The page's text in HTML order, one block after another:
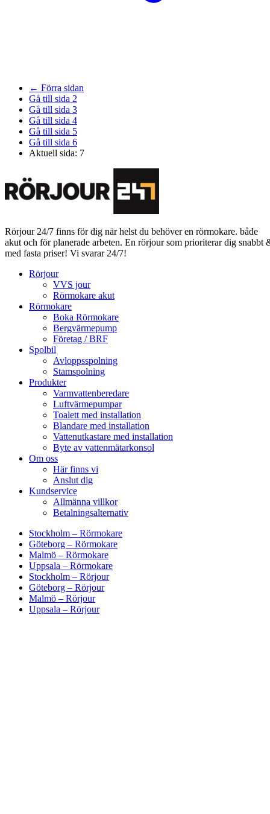
← Förra sidan
Gå till sida 2
Gå till sida 3
Gå till sida 4
Gå till sida 5
Gå till sida 6
Aktuell sida: 7
Rörjour 24/7 finns för dig när helst du behöver en rörmokare. både
akut och för planerade arbeten. En rörjour som prioriterar dig snabbt
med fasta priser! Vi svarar 24/7!
Rörjour
VVS jour
Rörmokare akut
Rörmokare
Boka Rörmokare
Bergvärmepump
Företag / BRF
Spolbil
Avloppsspolning
Stamspolning
Produkter
Varmvattenberedare
Luftvärmepumpar
Toalett med installation
Blandare med installation
Vattenutkastare med installation
Byte av vattenmätarkonsol
Om oss
Här finns vi
Anslut dig
Kundservice
Allmänna villkor
Betalningsalternativ
Stockholm – Rörmokare
Göteborg – Rörmokare
Malmö – Rörmokare
Uppsala – Rörmokare
Stockholm – Rörjour
Göteborg – Rörjour
Malmö – Rörjour
Uppsala – Rörjour